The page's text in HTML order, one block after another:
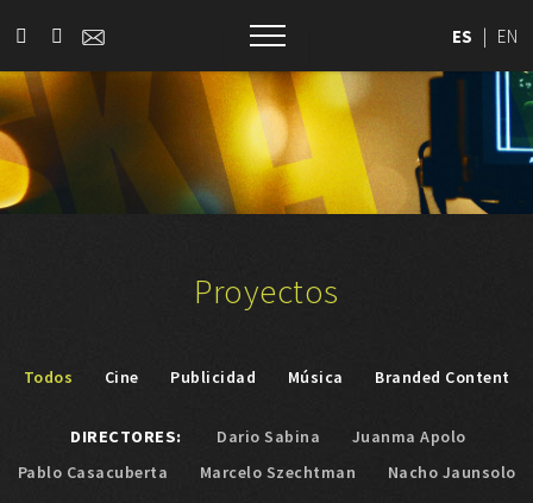
ES | EN
Proyectos
Todos Cine Publicidad Música Branded Content
DIRECTORES: Dario Sabina
Juanma Apolo
Pablo Casacuberta
Marcelo Szechtman Nacho Jaunsolo